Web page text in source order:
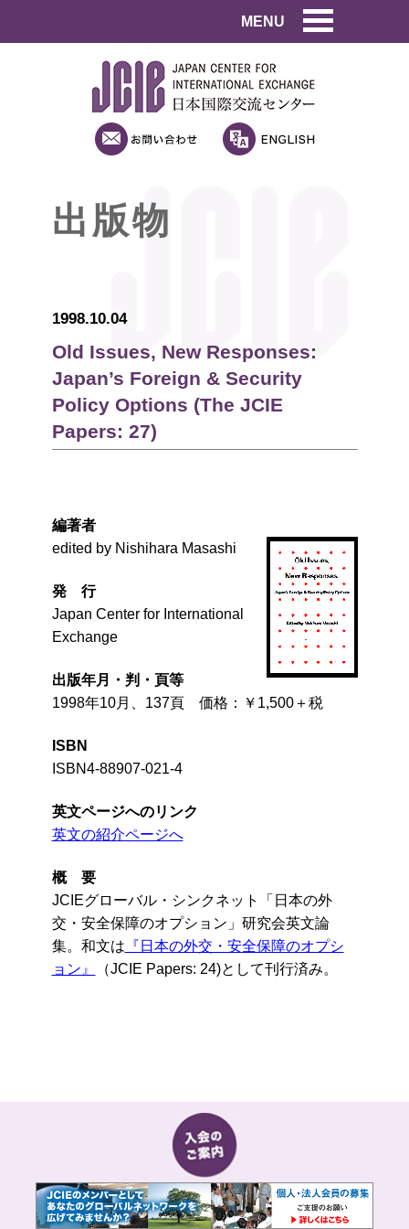
MENU
出版物
1998.10.04
Old Issues, New Responses:
Japan’s Foreign & Security
Policy Options (The JCIE
Papers: 27)
編著者
edited by Nishihara Masashi
発 行
Japan Center for International
Exchange
出版年月・判・頁等
1998年10月、137頁 価格：￥1,500＋税
ISBN
ISBN4-88907-021-4
英文ページへのリンク
英文の紹介ページへ
概 要
JCIEグローバル・シンクネット「日本の外
交・安全保障のオプション」研究会英文論
集。和文は 『日本の外交・安全保障のオプシ
ョン』
（JCIE Papers: 24)として刊行済み。